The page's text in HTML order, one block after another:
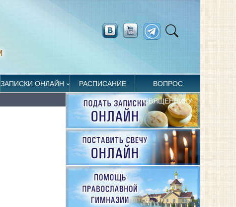
ЗАПИСКИ ОНЛАЙН РАСПИСАНИЕ ВОПРОС
СВЯЩЕННИКУ